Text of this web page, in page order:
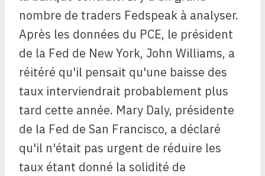
nombre de traders Fedspeak à analyser.
Après les données du PCE, le président
de la Fed de New York, John Williams, a
réitéré qu'il pensait qu'une baisse des
taux interviendrait probablement plus
tard cette année. Mary Daly, présidente
de la Fed de San Francisco, a déclaré
qu'il n'était pas urgent de réduire les
taux étant donné la solidité de